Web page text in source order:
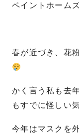
ペイントホーム
春が近づき、花
かく言う私も去
もすでに怪しい
今年はマスクを